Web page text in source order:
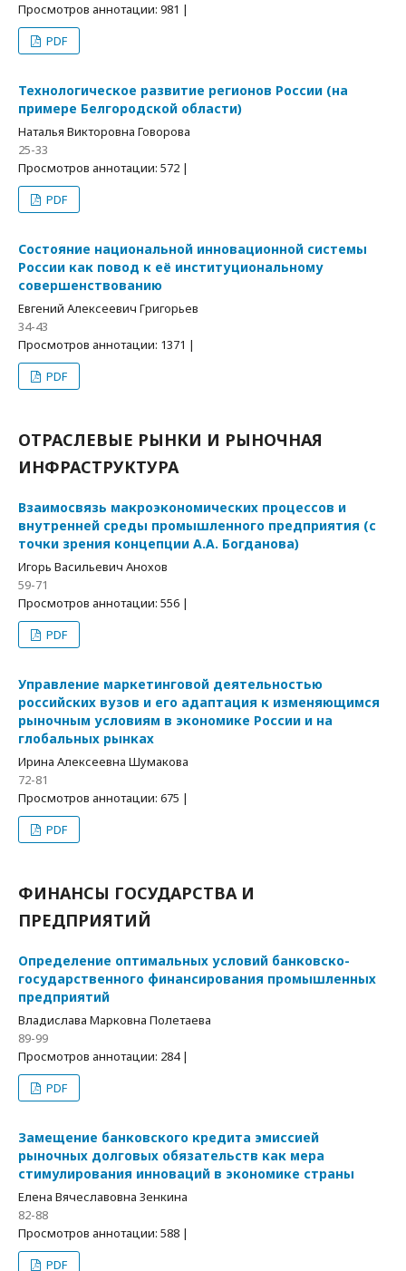
Просмотров аннотации: 981 |
PDF
Технологическое развитие регионов России (на
примере Белгородской области)
Наталья Викторовна Говорова
25-33
Просмотров аннотации: 572 |
PDF
Состояние национальной инновационной системы
России как повод к её институциональному
совершенствованию
Евгений Алексеевич Григорьев
34-43
Просмотров аннотации: 1371 |
PDF
ОТРАСЛЕВЫЕ РЫНКИ И РЫНОЧНАЯ
ИНФРАСТРУКТУРА
Взаимосвязь макроэкономических процессов и
внутренней среды промышленного предприятия (с
точки зрения концепции А.А. Богданова)
Игорь Васильевич Анохов
59-71
Просмотров аннотации: 556 |
PDF
Управление маркетинговой деятельностью
российских вузов и его адаптация к изменяющимся
рыночным условиям в экономике России и на
глобальных рынках
Ирина Алексеевна Шумакова
72-81
Просмотров аннотации: 675 |
PDF
ФИНАНСЫ ГОСУДАРСТВА И
ПРЕДПРИЯТИЙ
Определение оптимальных условий банковско-
государственного финансирования промышленных
предприятий
Владислава Марковна Полетаева
89-99
Просмотров аннотации: 284 |
PDF
Замещение банковского кредита эмиссией
рыночных долговых обязательств как мера
стимулирования инноваций в экономике страны
Елена Вячеславовна Зенкина
82-88
Просмотров аннотации: 588 |
PDF